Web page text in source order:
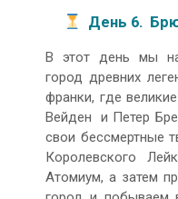
День 6.
В этот день мы
город древних
франки, где
Вейден и Петер
свои бессмертные
Королевского
Атомиум, а затем